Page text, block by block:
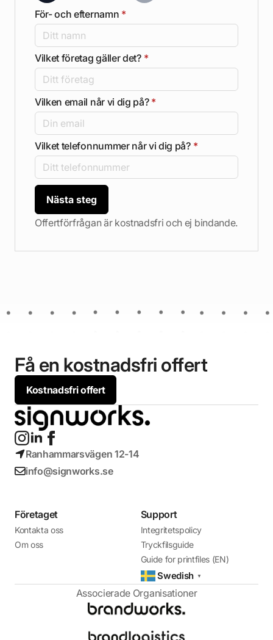
För- och efternamn *
Vilket företag gäller det? *
Vilken email når vi dig på? *
Vilket telefonnummer når vi dig på? *
Nästa steg
Offertförfrågan är kostnadsfri och ej bindande.
Få en kostnadsfri offert
Kostnadsfri offert
Ranhammarsvägen 12-14
info@signworks.se
Företaget
Kontakta oss
Om oss
Support
Integritetspolicy
Tryckfilsguide
Guide for printfiles (EN)
Swedish ▼
Associerade Organisationer